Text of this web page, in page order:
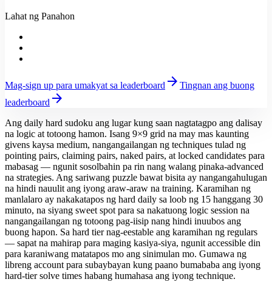
Lahat ng Panahon
Mag-sign up para umakyat sa leaderboard arrow_forward Tingnan ang buong
leaderboard arrow_forward
Ang daily hard sudoku ang lugar kung saan nagtatagpo ang dalisay
na logic at totoong hamon. Isang 9×9 grid na may mas kaunting
givens kaysa medium, nangangailangan ng techniques tulad ng
pointing pairs, claiming pairs, naked pairs, at locked candidates para
mabasag — ngunit sosolbahin pa rin nang walang pinaka-advanced
na strategies. Ang sariwang puzzle bawat bisita ay nangangahulugan
na hindi nauulit ang iyong araw-araw na training. Karamihan ng
manlalaro ay nakakatapos ng hard daily sa loob ng 15 hanggang 30
minuto, na siyang sweet spot para sa nakatuong logic session na
nangangailangan ng totoong pag-iisip nang hindi inuubos ang
buong hapon. Sa hard tier nag-eestable ang karamihan ng regulars
— sapat na mahirap para maging kasiya-siya, ngunit accessible din
para karaniwang matatapos mo ang sinimulan mo. Gumawa ng
libreng account para subaybayan kung paano bumababa ang iyong
hard-tier solve times habang humahasa ang iyong technique.